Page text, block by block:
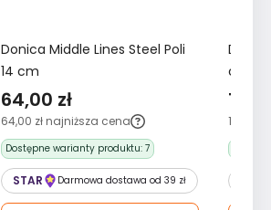
Donica Middle Lines Steel Poli
14 cm
64,00 zł
64,00 zł najniższa cena
Dostępne warianty produktu: 7
STAR Darmowa dostawa od 39 zł
cm
102,00